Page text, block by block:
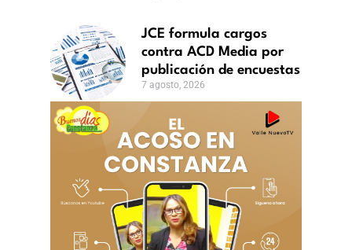
JCE formula cargos
contra ACD Media por
publicación de encuestas
7 agosto, 2026